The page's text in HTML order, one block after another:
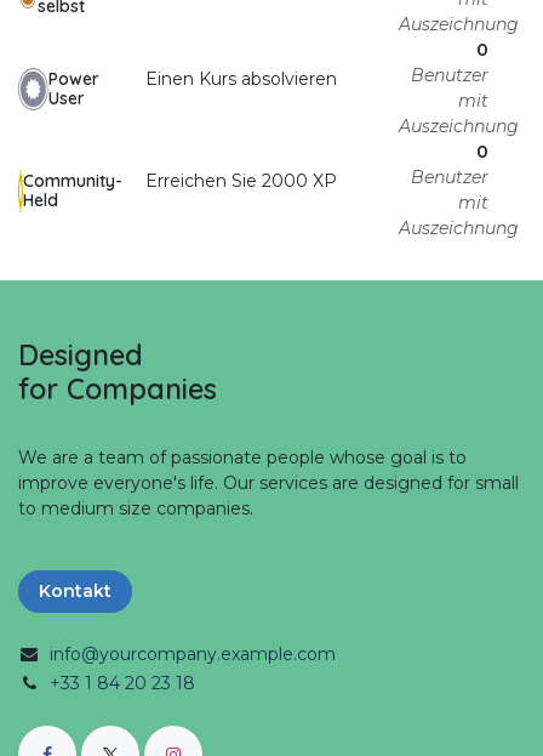
selbst
Auszeichnung
Power
User
Einen Kurs absolvieren
0
Benutzer
mit
Auszeichnung
Community-
Held
Erreichen Sie 2000 XP
0
Benutzer
mit
Auszeichnung
Designed
for Companies
We are a team of passionate people whose goal is to
improve everyone's life. Our services are designed for small
to medium size companies.
Kontakt
info@yourcompany.example.com
+33 1 84 20 23 18